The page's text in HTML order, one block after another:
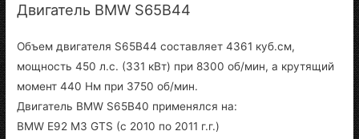
Двигатель BMW S65B44
Объем двигателя S65B44 составляет 4361 куб.см,
мощность 450 л.с. (331 кВт) при 8300 об/мин, а крутящий
момент 440 Нм при 3750 об/мин.
Двигатель BMW S65B40 применялся на:
BMW E92 M3 GTS (с 2010 по 2011 г.г.)